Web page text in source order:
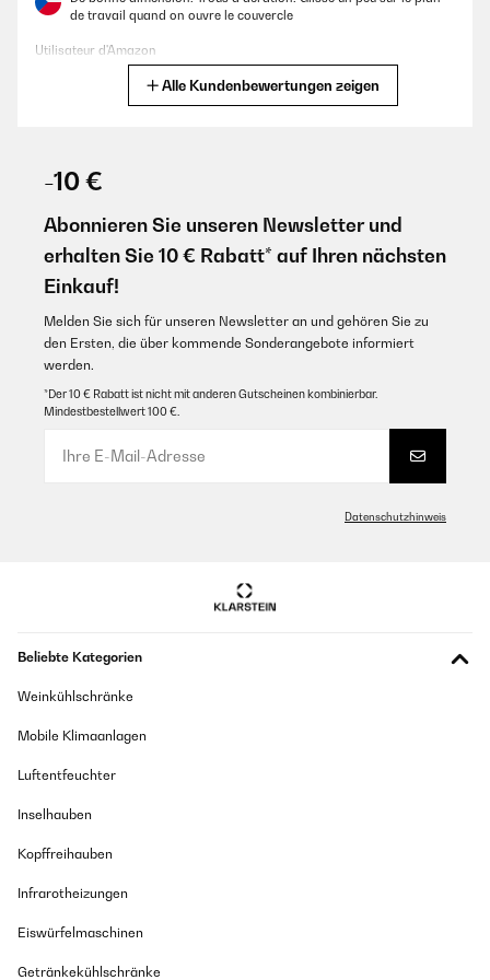
de travail quand on ouvre le couvercle
Utilisateur d'Amazon
de qualité, je recommande,
Utilisateur d'Amazon
Übersetzen
GEPRÜFTE BEWERTUNG
Boîte à pain parfaite pour conserver le pain ou les pains de mie
Utilisateur d'Amazon
trop petite manque de largeur bonne hauteur joli boite a pain.
Utilisateur d'Amazon
beau style (gris vintage) qui s'intègre parfaitement dans une
impact sur le côté droit alors que l'emballage était parfait
Utilisateur d'Amazon
Alle Kundenbewertungen zeigen
-10 €
Abonnieren Sie unseren Newsletter und
erhalten Sie 10 € Rabatt* auf Ihren nächsten
Einkauf!
Melden Sie sich für unseren Newsletter an und gehören Sie zu
den Ersten, die über kommende Sonderangebote informiert
werden.
*Der 10 € Rabatt ist nicht mit anderen Gutscheinen kombinierbar.
Mindestbestellwert 100 €.
Datenschutzhinweis
Beliebte Kategorien
Weinkühlschränke
Mobile Klimaanlagen
Luftentfeuchter
Inselhauben
Kopffreihauben
Infrarotheizungen
Eiswürfelmaschinen
Getränkekühlschränke